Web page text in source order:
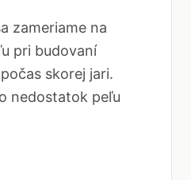
zameriame na
pri budovaní
skorej jari.
nedostatok peľu